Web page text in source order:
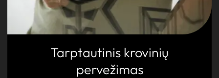
Tarptautinis krovinių
pervežimas